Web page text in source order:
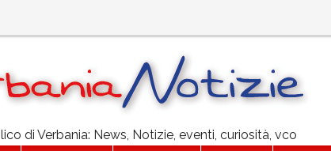
di Verbania: News, Notizie, eventi, curiosità, vco